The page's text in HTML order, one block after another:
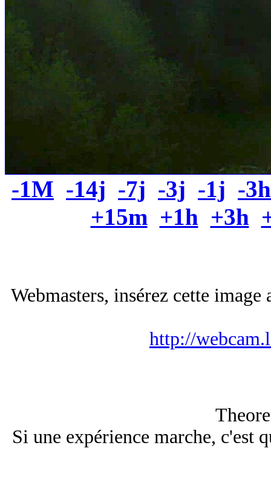
-1M -14j -7j -3j -1j -3h
+15m +1h +3h
Webmasters, insérez cette
http://
Si une expérience marche, c'est